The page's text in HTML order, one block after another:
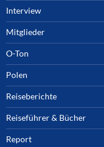
Interview
Mitglieder
O-Ton
Polen
Reiseberichte
Reiseführer & Bücher
Report